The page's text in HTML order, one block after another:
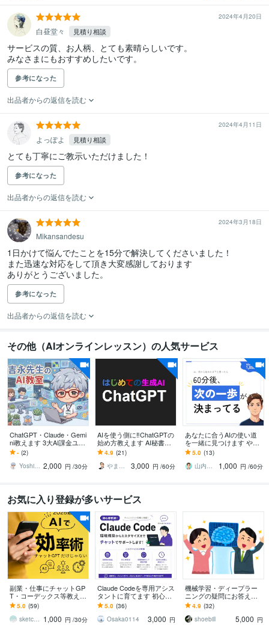
2024年4月20日
白昼堂々 見積り相談
サービスの質、お人柄、とても素晴らしいです。
みなさまにもおすすめしたいです。
参考になった
出品者からの返信を読む
2024年4月11日
よっぽよ 見積り相談
とても丁寧にご教示いただけました！
参考になった
出品者からの返信を読む
2024年3月18日
Mikansandesu
1日かけて悩んでたことを15分で解決してくださいました！
また迅速な対応をして頂き大変感謝しております
ありがとうございました。
参考になった
出品者からの返信を読む
その他（AIオンラインレッスン）の人気サービス
ChatGPT・Claude・Gemi
ni教えます 3大AI課金ユー
ザーが「今使える」活用
術を個別レッスン
- (2)
Yoshinaga0816 2,000 円 /30分
AIを使う側に‼ChatGPTの
始め方教えます AI秘書
化！ChatGPT使いこなし
術/基礎からリスキリング
4.9 (21)
やまさん＠生き方の知恵
3,000 円 /60分
あなたに合うAIの使い道
を一緒に見つけます やり
たいことが曖昧でも大丈
夫｜話を聞ける現役エン
ジニア
5.0 (13)
山内｜考えを整理する現役エンジニア
1,000 円 /60分
お気に入り登録が多いサービス
副業・仕事にチャットGP
T・コーデックス等教えま
す SNS自動可・業務効率
・制作など Codex他の厳
選AI
5.0 (59)
sketchnews 1,000 円 /30分
Claude Codeを専用アシス
タントに育てます 初心者
大歓迎！環境構築や用途
に合うルール・スキルを
作成します
5.0 (36)
Osaka0114
3,000 円
機械学習・ディープラー
ニングの疑問にお答えし
ます 京都大学で博士号取
得後、アメリカ研究者経
験者がお手伝い
4.9 (32)
shoebill
5,000 円